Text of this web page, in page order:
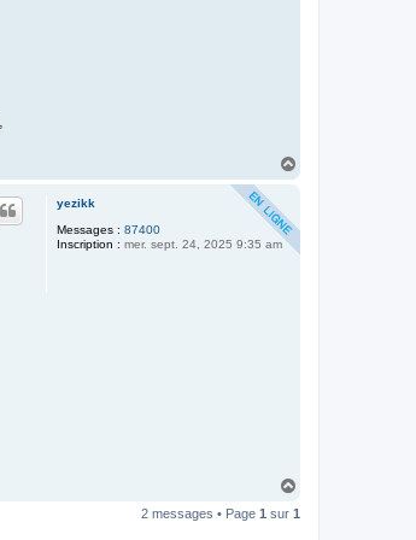
yezikk
Messages : 87400
Inscription : mer. sept. 24, 2025 9:35 am
u
2 messages • Page 1 sur 1